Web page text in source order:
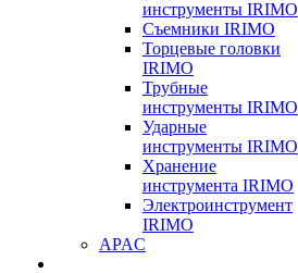
инструменты IRIMO
Съемники IRIMO
Торцевые головки
IRIMO
Трубные
инструменты IRIMO
Ударные
инструменты IRIMO
Хранение
инструмента IRIMO
Электроинструмент
IRIMO
APAC